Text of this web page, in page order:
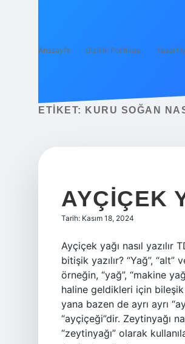
Anasayfa Gizlilik Politikası Yasal
ETIKET: KURU SOĞAN
AYÇIÇEK
Tarih: Kasım 18, 2024
Ayçiçek yağı nasıl yazılır
bitişik yazılır? “Yağ”,
örneğin, “yağ”, “makine
haline geldikleri için bileşik
yana bazen de ayrı ayrı
“ayçiçeği”dir. Zeytinyağı
“zeytinyağı” olarak